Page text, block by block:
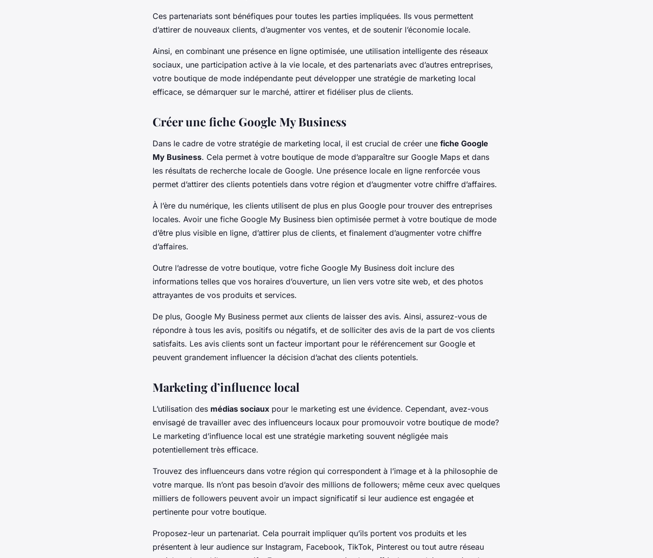
Ces partenariats sont bénéfiques pour toutes les parties impliquées. Ils vous permettent
d’attirer de nouveaux clients, d’augmenter vos ventes, et de soutenir l’économie locale.
Ainsi, en combinant une présence en ligne optimisée, une utilisation intelligente des réseaux
sociaux, une participation active à la vie locale, et des partenariats avec d’autres entreprises,
votre boutique de mode indépendante peut développer une stratégie de marketing local
efficace, se démarquer sur le marché, attirer et fidéliser plus de clients.
Créer une fiche Google My Business
Dans le cadre de votre stratégie de marketing local, il est crucial de créer une fiche Google
My Business. Cela permet à votre boutique de mode d’apparaître sur Google Maps et dans
les résultats de recherche locale de Google. Une présence locale en ligne renforcée vous
permet d’attirer des clients potentiels dans votre région et d’augmenter votre chiffre d’affaires.
À l’ère du numérique, les clients utilisent de plus en plus Google pour trouver des entreprises
locales. Avoir une fiche Google My Business bien optimisée permet à votre boutique de mode
d’être plus visible en ligne, d’attirer plus de clients, et finalement d’augmenter votre chiffre
d’affaires.
Outre l’adresse de votre boutique, votre fiche Google My Business doit inclure des
informations telles que vos horaires d’ouverture, un lien vers votre site web, et des photos
attrayantes de vos produits et services.
De plus, Google My Business permet aux clients de laisser des avis. Ainsi, assurez-vous de
répondre à tous les avis, positifs ou négatifs, et de solliciter des avis de la part de vos clients
satisfaits. Les avis clients sont un facteur important pour le référencement sur Google et
peuvent grandement influencer la décision d’achat des clients potentiels.
Marketing d’influence local
L’utilisation des médias sociaux pour le marketing est une évidence. Cependant, avez-vous
envisagé de travailler avec des influenceurs locaux pour promouvoir votre boutique de mode?
Le marketing d’influence local est une stratégie marketing souvent négligée mais
potentiellement très efficace.
Trouvez des influenceurs dans votre région qui correspondent à l’image et à la philosophie de
votre marque. Ils n’ont pas besoin d’avoir des millions de followers; même ceux avec quelques
milliers de followers peuvent avoir un impact significatif si leur audience est engagée et
pertinente pour votre boutique.
Proposez-leur un partenariat. Cela pourrait impliquer qu’ils portent vos produits et les
présentent à leur audience sur Instagram, Facebook, TikTok, Pinterest ou tout autre réseau